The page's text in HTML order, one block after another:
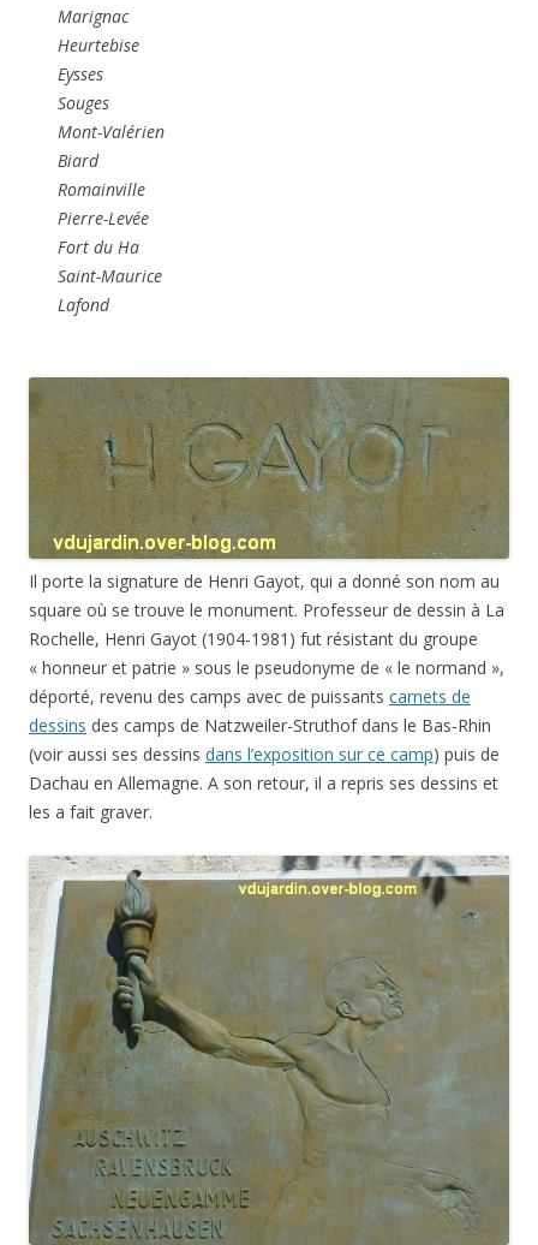
Marignac
Heurtebise
Eysses
Souges
Mont-Valérien
Biard
Romainville
Pierre-Levée
Fort du Ha
Saint-Maurice
Lafond
Il porte la signature de Henri Gayot, qui a donné son nom au
square où se trouve le monument. Professeur de dessin à La
Rochelle, Henri Gayot (1904-1981) fut résistant du groupe
« honneur et patrie » sous le pseudonyme de « le normand »,
déporté, revenu des camps avec de puissants carnets de
dessins des camps de Natzweiler-Struthof dans le Bas-Rhin
(voir aussi ses dessins dans l’exposition sur ce camp) puis de
Dachau en Allemagne. A son retour, il a repris ses dessins et
les a fait graver.